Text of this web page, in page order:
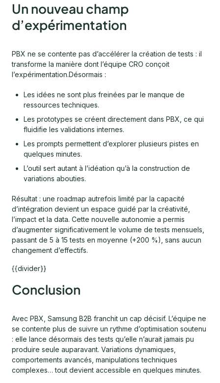
Un nouveau champ
d’expérimentation
PBX ne se contente pas d’accélérer la création de tests : il
transforme la manière dont l’équipe CRO conçoit
l’expérimentation.Désormais :
Les idées ne sont plus freinées par le manque de
ressources techniques.
Les prototypes se créent directement dans PBX, ce qui
fluidifie les validations internes.
Les prompts permettent d’explorer plusieurs pistes en
quelques minutes.
L’outil sert autant à l’idéation qu’à la construction de
variations abouties.
Résultat : une roadmap autrefois limité par la capacité
d’intégration devient un espace guidé par la créativité,
l’impact et la data. Cette nouvelle autonomie a permis
d’augmenter significativement le volume de tests mensuels,
passant de 5 à 15 tests en moyenne (+200 %), sans aucun
changement d’effectifs.
{{divider}}
Conclusion
Avec PBX, Samsung B2B franchit un cap décisif. L’équipe ne
se contente plus de suivre un rythme d’optimisation soutenu
: elle lance désormais des tests qu’elle n’aurait jamais pu
produire seule auparavant. Variations dynamiques,
comportements avancés, manipulations techniques
complexes… tout devient accessible en quelques minutes.